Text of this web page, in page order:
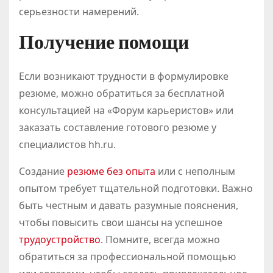
серьезности намерений.
Получение помощи
Если возникают трудности в формулировке
резюме, можно обратиться за бесплатной
консультацией на «Форум карьеристов» или
заказать составление готового резюме у
специалистов hh.ru.
Создание резюме без опыта или с неполным
опытом требует тщательной подготовки. Важно
быть честным и давать разумные пояснения,
чтобы повысить свои шансы на успешное
трудоустройство. Помните, всегда можно
обратиться за профессиональной помощью